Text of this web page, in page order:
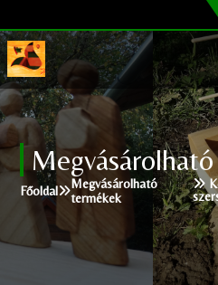
Főoldal
Galéria
Megvásárolható termékek
Cikkek, tippek
Főoldal
Megvásárolható
termékek